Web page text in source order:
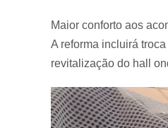
n
í
c
o
d
Maior conforto aos
A reforma incluirá
revitalização do hall